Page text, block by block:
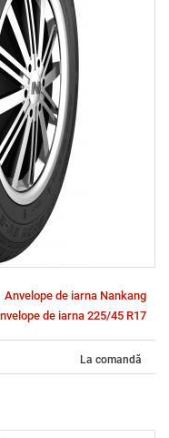
Anvelope de iarna Nankang
de iarna 225/45 R17
La comandă